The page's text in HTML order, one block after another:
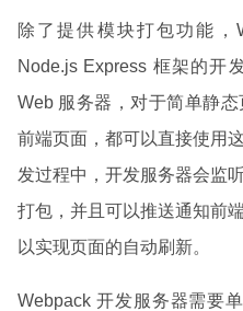
除了提供模块打包功能，
Node.js Express 框架的开
Web 服务器，对于简单静
前端页面，都可以直接使用
发过程中，开发服务器会监
打包，并且可以推送通知前
以实现页面的自动刷新。
Webpack 开发服务器需要